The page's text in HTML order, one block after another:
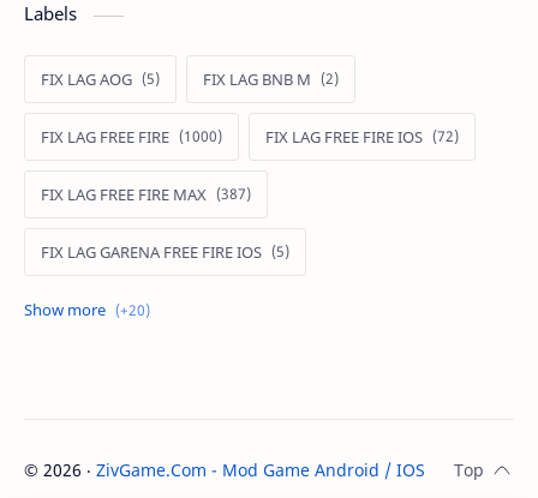
Labels
FIX LAG AOG FIX LAG BNB M
FIX LAG FREE FIRE FIX LAG FREE FIRE IOS
FIX LAG FREE FIRE MAX
FIX LAG GARENA FREE FIRE IOS
FIX LAG LIÊN QUÂN MOBILE
MOD APK FREE FIRE MOD DATA FREE FIRE
MOD DATA PUBG MOD FREE FIRE
© 2026 ‧ ZivGame.Com - Mod Game Android / IOS . All rights